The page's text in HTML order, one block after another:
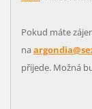
Pokud máte
na
přijede. Možná